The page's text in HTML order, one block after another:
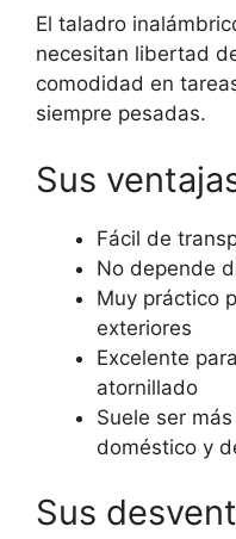
El taladro
necesitan libertad
comodidad en
siempre pesadas.
Sus
Fácil de
No depende
Muy práctico
exteriores
Excelente
atornillado
Suele ser
doméstico y
Sus